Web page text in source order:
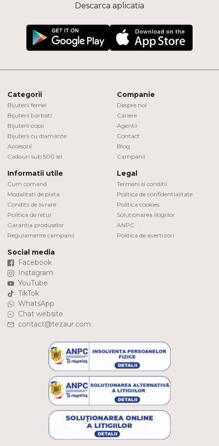
Descarca aplicatia
Categorii
Bijuterii femei
Bijuterii barbati
Bijuterii copii
Bijuterii cu diamante
Accesorii
Cadouri sub 500 lei
Companie
Despre noi
Cariere
Agentii
Contact
Blog
Campanii
Informatii utile
Cum comand
Modalitati de plata
Conditii de livrare
Politica de retur
Garantia produselor
Regulamente campanii
Legal
Termeni si conditii
Politica de confidentialitate
Politica cookies
Solutionarea litigiilor
ANPC
Politica de avertizori
Social media
Facebook
Instagram
YouTube
TikTok
WhatsApp
Chat website
contact@tezaur.com